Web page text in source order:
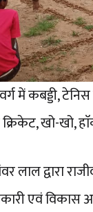
में कबड्डी,
क्रिकेट, खो-खो,
लाल द्वारा
एवं विकास